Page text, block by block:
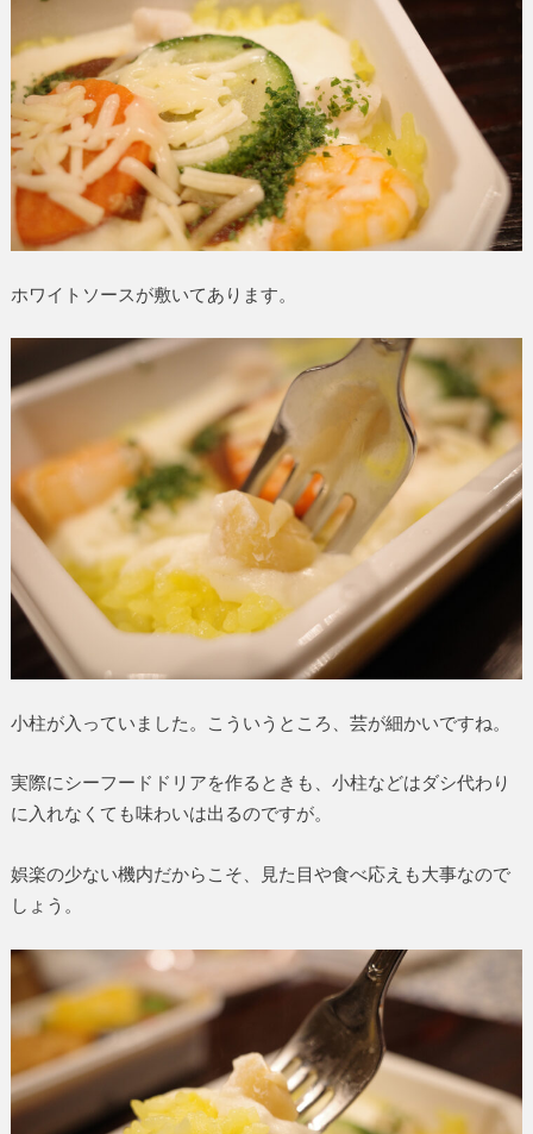
ホワイトソースが敷いてあります。
小柱が入っていました。こういうところ、芸が細かいですね。
実際にシーフードドリアを作るときも、小柱などはダシ代わり
に入れなくても味わいは出るのですが。
娯楽の少ない機内だからこそ、見た目や食べ応えも大事なので
しょう。